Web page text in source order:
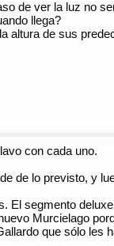
de ver la luz no
llega?
altura de sus
con cada uno.
de lo previsto, y
El segmento
Murcielago
que sólo les